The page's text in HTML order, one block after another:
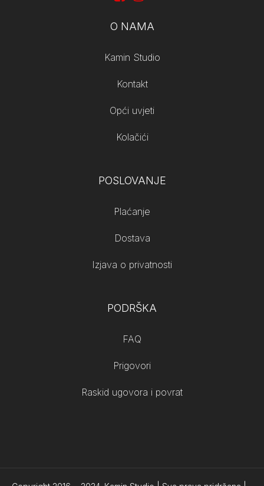
O NAMA
Kamin Studio
Kontakt
Opći uvjeti
Kolačići
POSLOVANJE
Plaćanje
Dostava
Izjava o privatnosti
PODRŠKA
FAQ
Prigovori
Raskid ugovora i povrat